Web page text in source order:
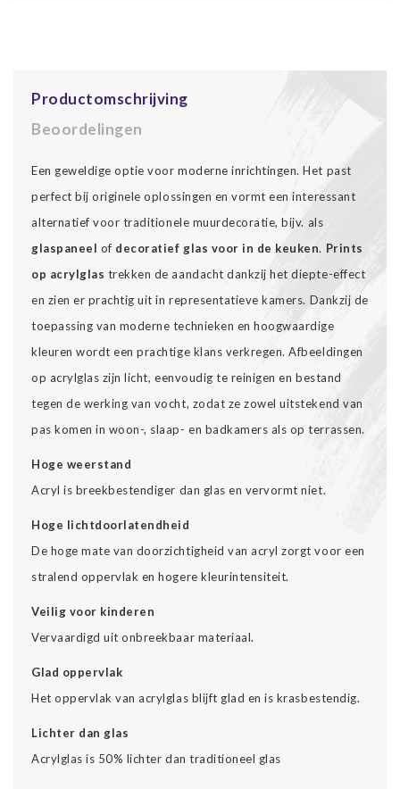
Productomschrijving
Beoordelingen
Een geweldige optie voor moderne inrichtingen. Het past
perfect bij originele oplossingen en vormt een interessant
alternatief voor traditionele muurdecoratie, bijv. als
glaspaneel of decoratief glas voor in de keuken. Prints
op acrylglas trekken de aandacht dankzij het diepte-effect
en zien er prachtig uit in representatieve kamers. Dankzij de
toepassing van moderne technieken en hoogwaardige
kleuren wordt een prachtige klans verkregen. Afbeeldingen
op acrylglas zijn licht, eenvoudig te reinigen en bestand
tegen de werking van vocht, zodat ze zowel uitstekend van
pas komen in woon-, slaap- en badkamers als op terrassen.
Hoge weerstand
Acryl is breekbestendiger dan glas en vervormt niet.
Hoge lichtdoorlatendheid
De hoge mate van doorzichtigheid van acryl zorgt voor een
stralend oppervlak en hogere kleurintensiteit.
Veilig voor kinderen
Vervaardigd uit onbreekbaar materiaal.
Glad oppervlak
Het oppervlak van acrylglas blijft glad en is krasbestendig.
Lichter dan glas
Acrylglas is 50% lichter dan traditioneel glas